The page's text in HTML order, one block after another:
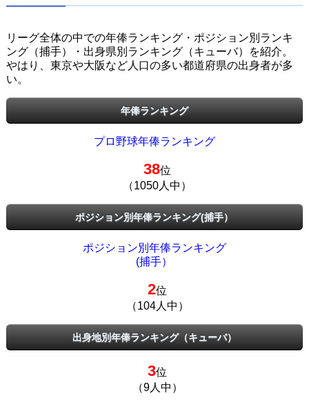
リーグ全体の中での年俸ランキング・ポジション別ランキ
ング（捕手）・出身県別ランキング（キューバ）を紹介。
やはり、東京や大阪など人口の多い都道府県の出身者が多
い。
年俸ランキング
プロ野球年俸ランキング
38位
（1050人中）
ポジション別年俸ランキング(捕手）
ポジション別年俸ランキング
(捕手）
2位
（104人中）
出身地別年俸ランキング（キューバ）
3位
（9人中）